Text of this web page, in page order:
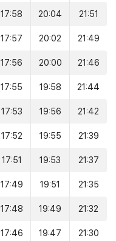
17:58 20:04 21:51
17:57 20:02 21:49
17:56 20:00 21:46
17:55 19:58 21:44
17:53 19:56 21:42
17:52 19:55 21:39
17:51 19:53 21:37
17:49 19:51 21:35
17:48 19:49 21:32
17:46 19:47 21:30